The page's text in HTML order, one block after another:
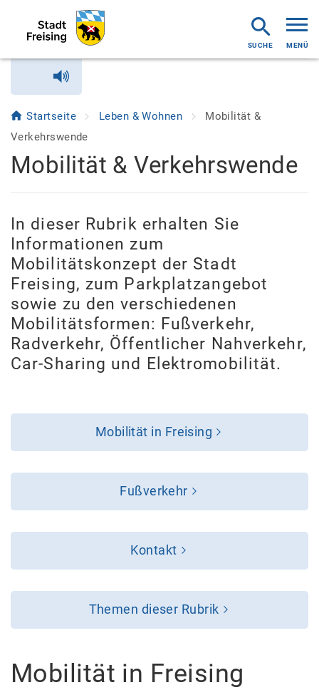
MENÜ
Startseite Leben & Wohnen
Mobilität &
Verkehrswende
Mobilität & Verkehrswende
In dieser Rubrik erhalten Sie
Informationen zum
Mobilitätskonzept der Stadt
Freising, zum Parkplatzangebot
sowie zu den verschiedenen
Mobilitätsformen: Fußverkehr,
Radverkehr, Öffentlicher Nahverkehr,
Car-Sharing und Elektromobilität.
Mobilität in Freising
Fußverkehr
Kontakt
Themen dieser Rubrik
Mobilität in Freising